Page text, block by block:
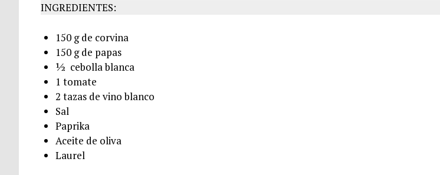
INGREDIENTES:
150 g de corvina
150 g de papas
½ cebolla blanca
1 tomate
2 tazas de vino blanco
Sal
Paprika
Aceite de oliva
Laurel